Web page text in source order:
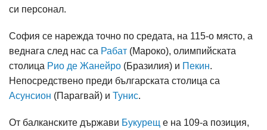
си персонал.
София се нарежда точно по средата, на 115-о място, а
веднага след нас са Рабат (Мароко), олимпийската
столица Рио де Жанейро (Бразилия) и Пекин.
Непосредствено преди българската столица са
Асунсион (Парагвай) и Тунис.
От балканските държави Букурещ е на 109-а позиция,